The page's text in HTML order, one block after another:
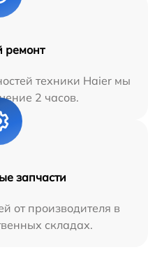
ремонт
техники Haier мы
2 часов.
запчасти
от производителя в
складах.